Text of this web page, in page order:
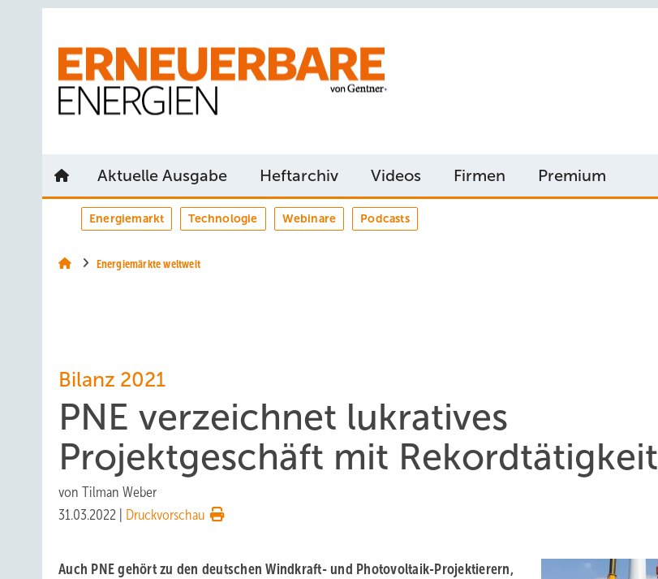
Aktuelle Ausgabe Heftarchiv Videos Firmen Premium
Energiemarkt Technologie Webinare Podcasts
Energiemärkte weltweit
Bilanz 2021
PNE verzeichnet lukratives
Projektgeschäft mit Rekordtätigkeit
von Tilman Weber
31.03.2022
Druckvorschau
Auch PNE gehört zu den deutschen Windkraft- und Photovoltaik-Projektierern,